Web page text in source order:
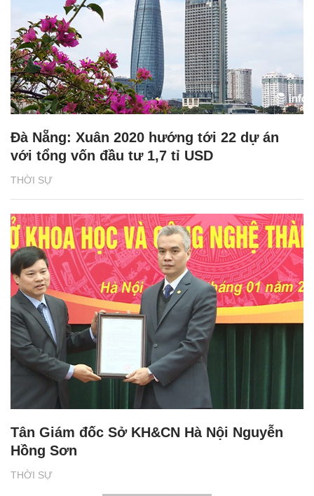
THỜI SỰ
Đà Nẵng: Xuân 2020 hướng tới 22 dự án
với tổng vốn đầu tư 1,7 tỉ USD
THỜI SỰ
Tân Giám đốc Sở KH&CN Hà Nội Nguyễn
Hồng Sơn